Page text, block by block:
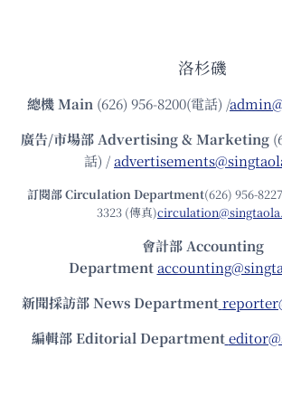
洛杉磯
總機Main (626) 956-8200(電話) /
廣告/市場部Advertising & Marketing
話) /
訂閱部 Circulation Department(626) 956-
3323 (傳真)
會計部 Accounting
Department
新聞採訪部 News Department
編輯部 Editorial Department